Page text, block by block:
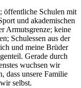
öffentliche Schulen mit
und akademischen
Armutsgrenze; keine
Schulessen aus der
und meine Brüder
Gerade durch
wuchsen wir
dass unsere Familie
selbst.